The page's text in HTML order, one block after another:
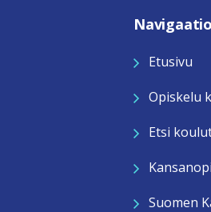
Navigaatio
Etusivu
Opiskelu
Etsi
Suomen